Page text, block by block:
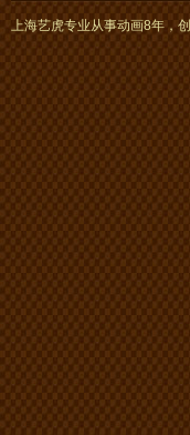
上海艺虎专业从事动画8年，